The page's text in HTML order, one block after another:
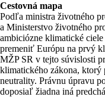
Cestovná mapa
Podľa ministra životného
a Ministerstvo životného
ambiciózne klimatické
premeniť Európu na prvý
MŽP SR v tejto súvislosti
klimatického zákona,
neutrality. Právnu úpravu
doposiaľ žiadna iná